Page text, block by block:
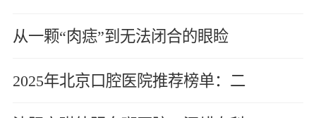
从一颗“肉痣”到无法闭合的眼睑
2025年北京口腔医院推荐榜单：二